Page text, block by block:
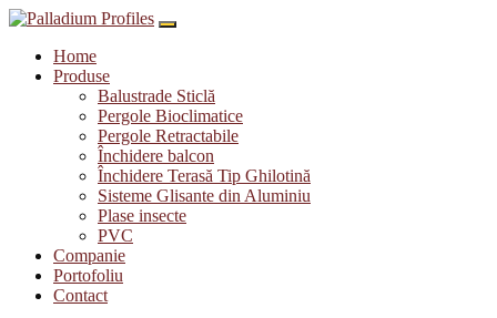
Home
Produse
Balustrade Sticlă
Pergole Bioclimatice
Pergole Retractabile
Închidere balcon
Închidere Terasă Tip Ghilotină
Sisteme Glisante din Aluminiu
Plase insecte
PVC
Companie
Portofoliu
Contact